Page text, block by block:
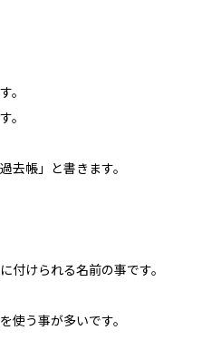
。
。
去帳」と書きます。
付けられる名前の事です。
使う事が多いです。